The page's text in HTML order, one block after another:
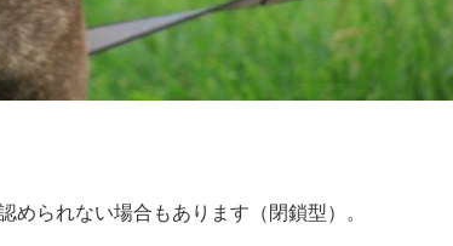
られない場合もあります（閉鎖型）。